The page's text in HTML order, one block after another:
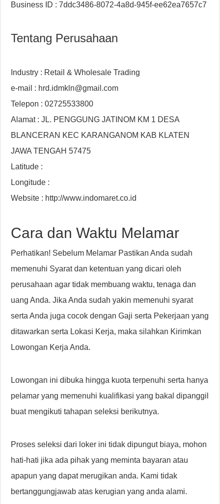
Business ID : 7ddc3486-8072-4a8d-945f-ee62ea7657c7
Tentang Perusahaan
Industry : Retail & Wholesale Trading
e-mail : hrd.idmkln@gmail.com
Telepon : 02725533800
Alamat : JL. PENGGUNG JATINOM KM 1 DESA
BLANCERAN KEC KARANGANOM KAB KLATEN
JAWA TENGAH 57475
Latitude :
Longitude :
Website : http://www.indomaret.co.id
Cara dan Waktu Melamar
Perhatikan! Sebelum Melamar Pastikan Anda sudah
memenuhi Syarat dan ketentuan yang dicari oleh
perusahaan agar tidak membuang waktu, tenaga dan
uang Anda. Jika Anda sudah yakin memenuhi syarat
serta Anda juga cocok dengan Gaji serta Pekerjaan yang
ditawarkan serta Lokasi Kerja, maka silahkan Kirimkan
Lowongan Kerja Anda.
Lowongan ini dibuka hingga kuota terpenuhi serta hanya
pelamar yang memenuhi kualifikasi yang bakal dipanggil
buat mengikuti tahapan seleksi berikutnya.
Proses seleksi dari loker ini tidak dipungut biaya, mohon
hati-hati jika ada pihak yang meminta bayaran atau
apapun yang dapat merugikan anda. Kami tidak
bertanggungjawab atas kerugian yang anda alami.